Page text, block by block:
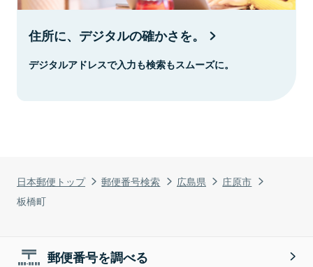
日本郵便トップ 郵便番号検索 広島県
庄原市
板橋町
住所に、デジタルの確かさを。
デジタルアドレスで入力も検索もスムーズに。
郵便番号を調べる